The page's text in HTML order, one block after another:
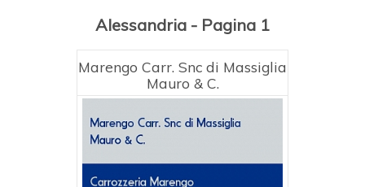
Alessandria - Pagina 1
Marengo Carr. Snc di Massiglia
Mauro & C.